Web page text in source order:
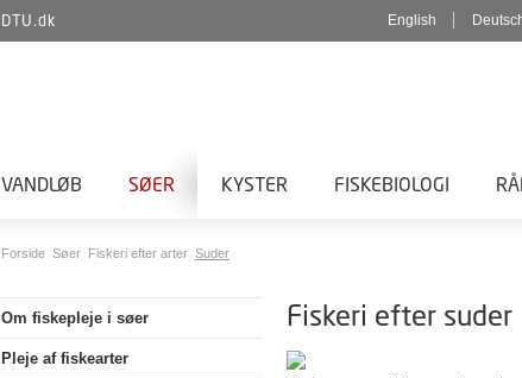
DTU.dk English
VANDLØB SØER KYSTER FISKEBIOLOGI
Forside Søer Fiskeri efter arter Suder
Om fiskepleje i søer
Pleje af fiskearter
Fiskeri efter suder